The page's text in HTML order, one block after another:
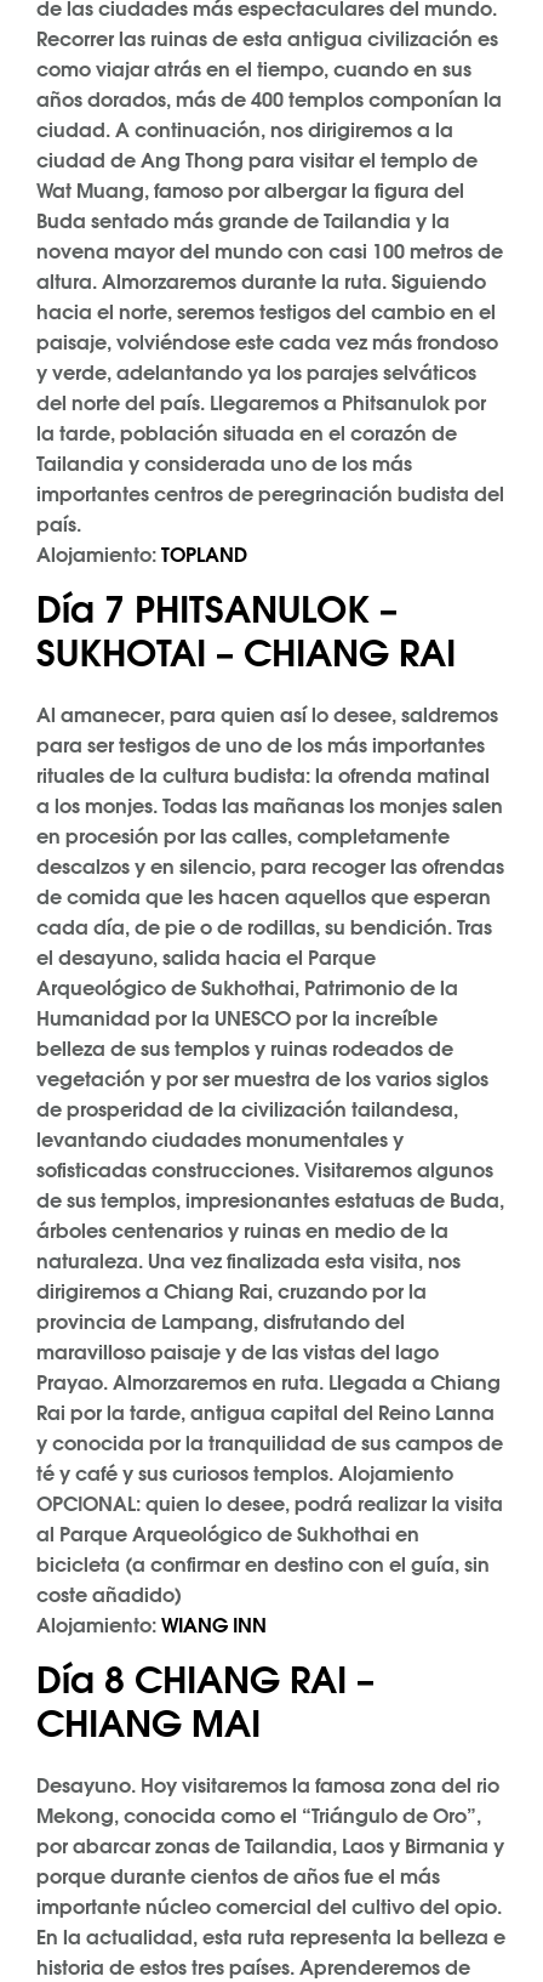
de las ciudades más espectaculares del mundo.
Recorrer las ruinas de esta antigua civilización es
como viajar atrás en el tiempo, cuando en sus
años dorados, más de 400 templos componían la
ciudad. A continuación, nos dirigiremos a la
ciudad de Ang Thong para visitar el templo de
Wat Muang, famoso por albergar la figura del
Buda sentado más grande de Tailandia y la
novena mayor del mundo con casi 100 metros de
altura. Almorzaremos durante la ruta. Siguiendo
hacia el norte, seremos testigos del cambio en el
paisaje, volviéndose este cada vez más frondoso
y verde, adelantando ya los parajes selváticos
del norte del país. Llegaremos a Phitsanulok por
la tarde, población situada en el corazón de
Tailandia y considerada uno de los más
importantes centros de peregrinación budista del
país.
Alojamiento:TOPLAND
Día 7 PHITSANULOK –
SUKHOTAI – CHIANG RAI
Al amanecer, para quien así lo desee, saldremos
para ser testigos de uno de los más importantes
rituales de la cultura budista: la ofrenda matinal
a los monjes. Todas las mañanas los monjes salen
en procesión por las calles, completamente
descalzos y en silencio, para recoger las ofrendas
de comida que les hacen aquellos que esperan
cada día, de pie o de rodillas, su bendición. Tras
el desayuno, salida hacia el Parque
Arqueológico de Sukhothai, Patrimonio de la
Humanidad por la UNESCO por la increíble
belleza de sus templos y ruinas rodeados de
vegetación y por ser muestra de los varios siglos
de prosperidad de la civilización tailandesa,
levantando ciudades monumentales y
sofisticadas construcciones. Visitaremos algunos
de sus templos, impresionantes estatuas de Buda,
árboles centenarios y ruinas en medio de la
naturaleza. Una vez finalizada esta visita, nos
dirigiremos a Chiang Rai, cruzando por la
provincia de Lampang, disfrutando del
maravilloso paisaje y de las vistas del lago
Prayao. Almorzaremos en ruta. Llegada a Chiang
Rai por la tarde, antigua capital del Reino Lanna
y conocida por la tranquilidad de sus campos de
té y café y sus curiosos templos. Alojamiento
OPCIONAL: quien lo desee, podrá realizar la visita
al Parque Arqueológico de Sukhothai en
bicicleta (a confirmar en destino con el guía, sin
coste añadido)
Alojamiento:WIANG INN
Día 8 CHIANG RAI –
CHIANG MAI
Desayuno. Hoy visitaremos la famosa zona del rio
Mekong, conocida como el “Triángulo de Oro”,
por abarcar zonas de Tailandia, Laos y Birmania y
porque durante cientos de años fue el más
importante núcleo comercial del cultivo del opio.
En la actualidad, esta ruta representa la belleza e
historia de estos tres países. Aprenderemos de